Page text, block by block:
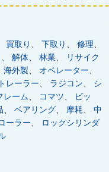
買取り 下取り 修理
解体 林業
リサイク
海外製 オペレーター
トレーラー ラジコン
シ
レーム コマツ
ビッ
ベアリング 摩耗
中
ーラー
ロックシリンダ